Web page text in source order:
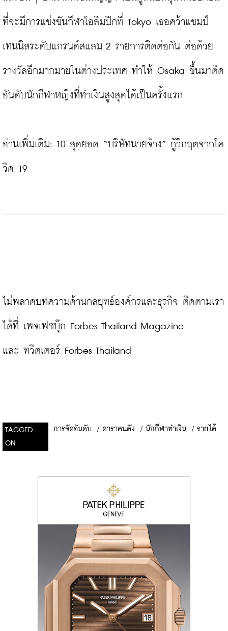
ที่จะมีการแข่งขันกีฬาโอลิมปิกที่ Tokyo เธอคว้าแชมป์
เทนนิสระดับแกรนด์สแลม 2 รายการติดต่อกัน ต่อด้วย
รางวัลอีกมากมายในต่างประเทศ ทำให้ Osaka ขึ้นมาติด
อันดับนักกีฬาหญิงที่ทำเงินสูงสุดได้เป็นครั้งแรก
อ่านเพิ่มเติม: 10 สุดยอด “บริษัทนายจ้าง” กู้วิกฤตจากโค
วิด-19
ไม่พลาดบทความด้านกลยุทธ์องค์กรและธุรกิจ ติดตามเรา
ได้ที่ เพจเฟซบุ๊ก Forbes Thailand Magazine
และ ทวิตเตอร์ Forbes Thailand
TAGGED
ON
การจัดอันดับ / ดาราคนดัง / นักกีฬาทำเงิน / รายได้